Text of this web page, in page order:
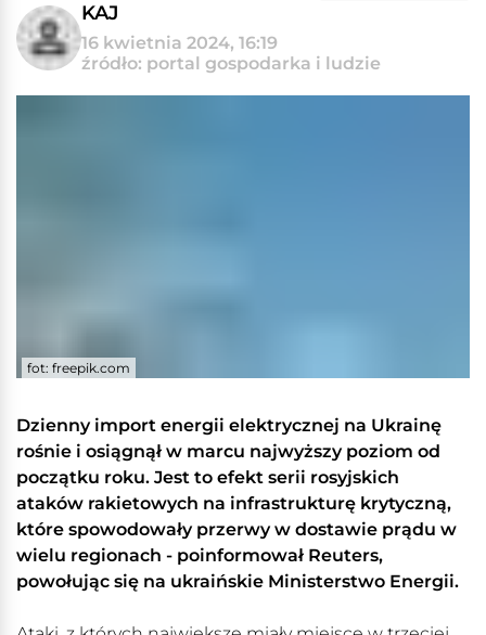
KAJ
16 kwietnia 2024, 16:19
źródło: portal gospodarka i ludzie
fot: freepik.com
Dzienny import energii elektrycznej na Ukrainę
rośnie i osiągnął w marcu najwyższy poziom od
początku roku. Jest to efekt serii rosyjskich
ataków rakietowych na infrastrukturę krytyczną,
które spowodowały przerwy w dostawie prądu w
wielu regionach - poinformował Reuters,
powołując się na ukraińskie Ministerstwo Energii.